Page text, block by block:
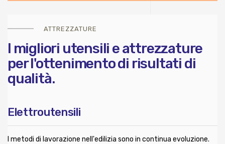
ATTREZZATURE
I migliori utensili e attrezzature
per l'ottenimento di risultati di
qualità.
Elettroutensili
I metodi di lavorazione nell'edilizia sono in continua evoluzione.